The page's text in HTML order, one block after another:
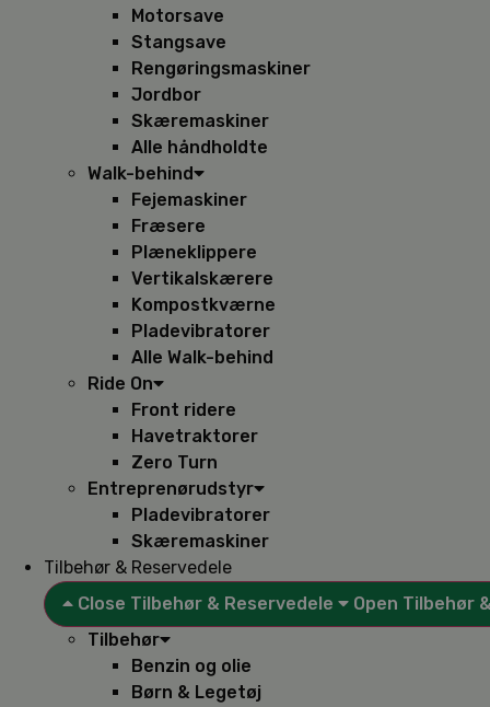
Motorsave
Stangsave
Rengøringsmaskiner
Jordbor
Skæremaskiner
Alle håndholdte
Walk-behind
Fejemaskiner
Fræsere
Plæneklippere
Vertikalskærere
Kompostkværne
Pladevibratorer
Alle Walk-behind
Ride On
Front ridere
Havetraktorer
Zero Turn
Entreprenørudstyr
Pladevibratorer
Skæremaskiner
Tilbehør & Reservedele
Close Tilbehør & Reservedele
Open Tilbehør
Tilbehør
Benzin og olie
Børn & Legetøj